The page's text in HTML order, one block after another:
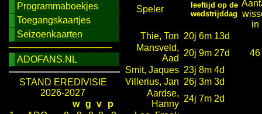
Programmaboekjes
Toegangskaartjes
Seizoenkaarten
────────────────
ADOFANS.NL
STAND EREDIVISIE
2026-2027
w g v
p
Speler
leeftijd op de
wedstrijddag
Thie, Ton 20j 6m 13d
Mansveld,
Aad
20j 9m 27d
46
Smit, Jaques 23j 8m 4d
Villerius, Jan 26j 3m 3d
Aardse,
Hanny
24j 7m 2d